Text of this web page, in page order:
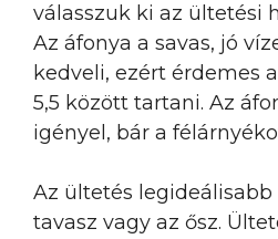
válasszuk ki az ültetési
Az áfonya a savas, jó
kedveli, ezért érdemes
5,5 között tartani. Az
igényel, bár a
Az ültetés
tavasz vagy az ősz.